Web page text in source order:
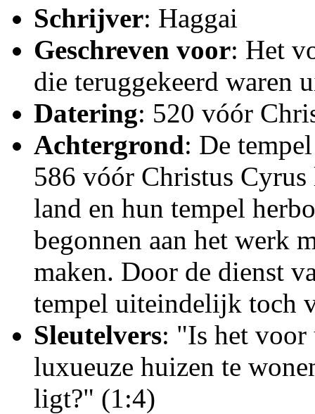
Schrijver: Haggai
Geschreven voor: Het
die teruggekeerd waren
Datering: 520 vóór
Achtergrond: De
586 vóór Christus Cyrus
land en hun tempel
begonnen aan het werk
maken. Door de dienst
tempel uiteindelijk toch
Sleutelvers: "Is het
luxueuze huizen te
ligt?" (1:4)